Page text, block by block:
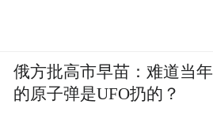
俄方批高市早苗：难道当年
的原子弹是UFO扔的？